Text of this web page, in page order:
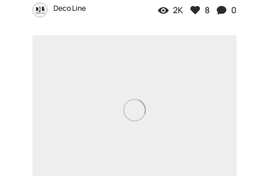
Deco Line 2K 8 0